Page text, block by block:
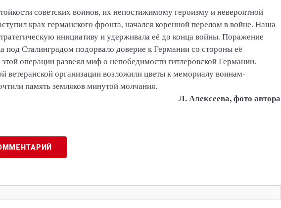
советских воинов, их непостижимому героизму и невероятной
крах германского фронта, начался коренной перелом в войне. Наша
инициативу и удерживала её до конца войны. Поражение
под Сталинградом подорвало доверие к Германии со стороны её
операции развеял миф о непобедимости гитлеровской Германии.
ветеранской организации возложили цветы к мемориалу воинам-
память земляков минутой молчания.
Л. Алексеева, фото автора